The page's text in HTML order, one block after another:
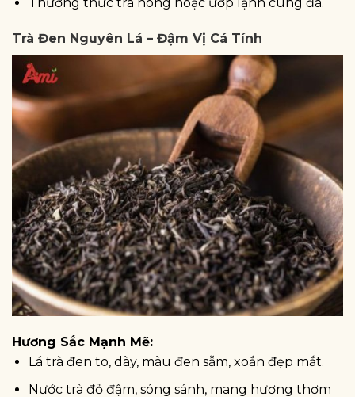
Trà Đen Nguyên Lá – Đậm Vị Cá Tính
Hương Sắc Mạnh Mẽ:
Lá trà đen to, dày, màu đen sẫm, xoắn đẹp mắt.
Nước trà đỏ đậm, sóng sánh, mang hương thơm